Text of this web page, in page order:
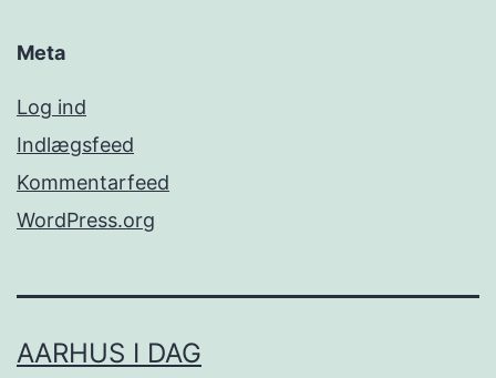
Meta
Log ind
Indlægsfeed
Kommentarfeed
WordPress.org
AARHUS I DAG